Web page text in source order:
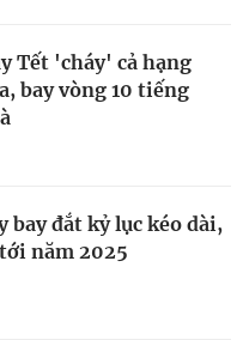
Tết 'cháy' cả hạng
bay vòng 10 tiếng
bay đắt kỷ lục kéo dài,
năm 2025